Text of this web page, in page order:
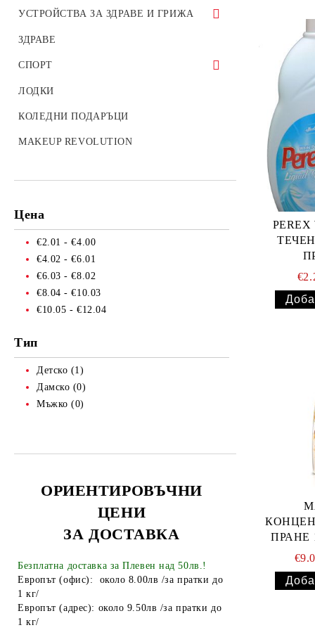
Електрически крушки
Батерии
Лепило
Алуминиево фолио
Чували за смет
Найлонови торбички и пликове
Други
ТАБАКЕРИ
Запалки
Парти Артикули торти тържества
украса
АКСЕСОАРИ ЗА КОСА
Ролки за коса
Фиби, шноли, ластици
Ножици
Диадеми за коса
МИГЛОИЗВИВАЧКИ
НЕСЕСЕРИ
Ръкавици
АВТОАКСЕСОАРИ
ТЕЛЕФОНИ GSM
Боди
Сутиени
Мокри кърпи за обувки
Боя за кожа
Стелки за обувки
ХРАНA ЗА КУЧЕТА
ХРАНА ЗА КОТКИ
ХРАНА ЗА ГРИЗАЧИ
АКСЕСОАРИ ЗА ГЪЛЪБИ
УСТРОЙСТВА ЗА ЗДРАВЕ И ГРИЖА
Апарати за кръвно
ИНХАЛАТОРИ
Термометри
Стетоскопи
ЗДРАВЕ
СПОРТ
Риболов
Туризъм
ЛОДКИ
КОЛЕДНИ ПОДАРЪЦИ
MAKEUP REVOLUTION
Цена
€2.01 - €4.00
€4.02 - €6.01
€6.03 - €8.02
€8.04 - €10.03
€10.05 - €12.04
Тип
Детско (1)
Дамско (0)
Мъжко (0)
ОРИЕНТИРОВЪЧНИ
ЦЕНИ
ЗА ДОСТАВКА
Безплатна доставка за Плевен над 50лв.!
Европът (офис): около 8.00лв /за пратки до
1 кг/
Европът (адрес): около 9.50лв /за пратки до
1 кг/
PEREX
ПРАНЕ